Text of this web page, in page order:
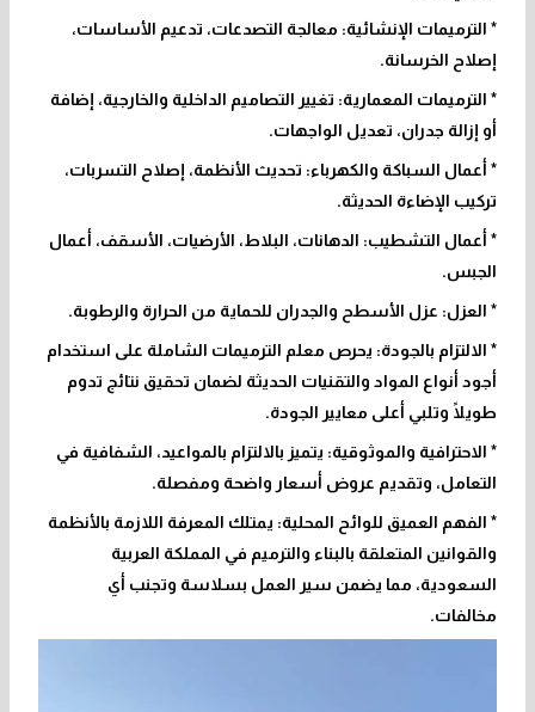
* الترميمات الإنشائية: معالجة التصدعات، تدعيم الأساسات،
إصلاح الخرسانة.
* الترميمات المعمارية: تغيير التصاميم الداخلية والخارجية، إضافة
أو إزالة جدران، تعديل الواجهات.
* أعمال السباكة والكهرباء: تحديث الأنظمة، إصلاح التسربات،
تركيب الإضاءة الحديثة.
* أعمال التشطيب: الدهانات، البلاط، الأرضيات، الأسقف، أعمال
الجبس.
* العزل: عزل الأسطح والجدران للحماية من الحرارة والرطوبة.
* الالتزام بالجودة: يحرص معلم الترميمات الشاملة على استخدام
أجود أنواع المواد والتقنيات الحديثة لضمان تحقيق نتائج تدوم
طويلًا وتلبي أعلى معايير الجودة.
* الاحترافية والموثوقية: يتميز بالالتزام بالمواعيد، الشفافية في
التعامل، وتقديم عروض أسعار واضحة ومفصلة.
* الفهم العميق للوائح المحلية: يمتلك المعرفة اللازمة بالأنظمة
والقوانين المتعلقة بالبناء والترميم في المملكة العربية
السعودية، مما يضمن سير العمل بسلاسة وتجنب أي
مخالفات.